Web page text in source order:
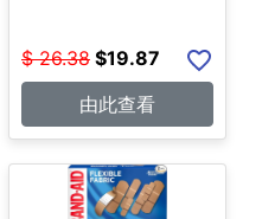
$ 26.38 $19.87
由此查看